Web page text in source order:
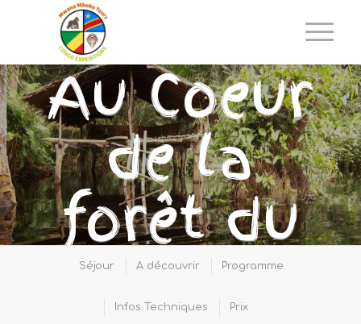
Au Coeur
de la
forêt du
Congo
Séjour A découvrir Programme
Infos Techniques Prix